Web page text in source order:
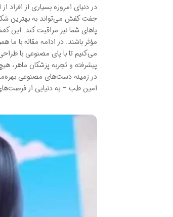
در دنیای امروزه بسیاری از
جفت کفش می‌تواند به بهترین
پاهای شما نیز مراقبت کند. این
مؤثر باشند. در ادامه مقاله با ما
می‌کنیم تا با پای مصنوعی‌ با
پیشرفته و تجربه پزشکان ماهر،
امین طب – به دنیایی از